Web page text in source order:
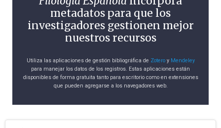
metadatos para que los
investigadores gestionen mejor
nuestros recursos
Utiliza las aplicaciones de gestión bibliográfica de Zoteroy Mendeley
para manejar los datos de los registros. Estas aplicaciones están
disponibles de forma gratuita tanto para escritorio como en extensiones
que pueden agregarse a los navegadores web.